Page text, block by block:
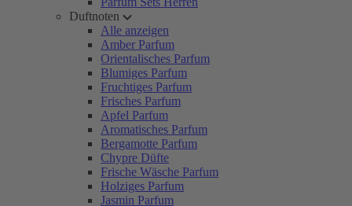
Duftnoten
Alle anzeigen
Amber Parfum
Orientalisches Parfum
Blumiges Parfum
Fruchtiges Parfum
Frisches Parfum
Apfel Parfum
Aromatisches Parfum
Bergamotte Parfum
Chypre Düfte
Frische Wäsche Parfum
Holziges Parfum
Jasmin Parfum